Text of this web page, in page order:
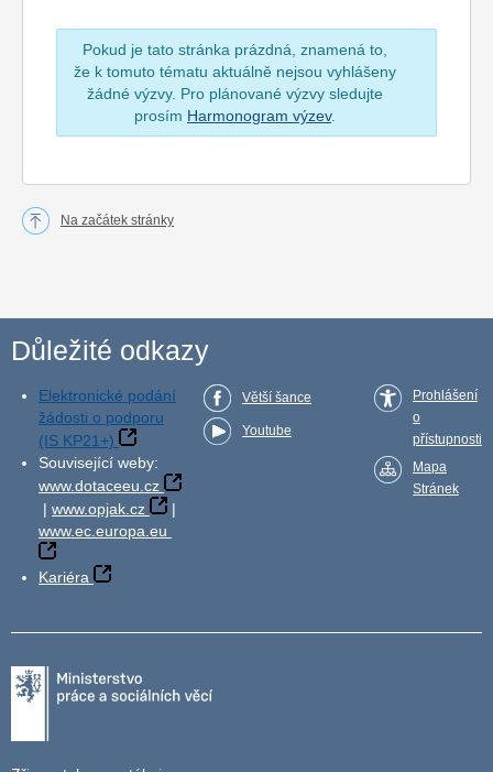
Pokud je tato stránka prázdná, znamená to,
že k tomuto tématu aktuálně nejsou vyhlášeny
žádné výzvy. Pro plánované výzvy sledujte
prosím Harmonogram výzev.
Na začátek stránky
Důležité odkazy
Elektronické podání
žádosti o podporu
(IS KP21+)
Související weby:
www.dotaceeu.cz
| www.opjak.cz
|
www.ec.europa.eu
Kariéra
Větší šance
Youtube
Prohlášení
o
přístupnosti
Mapa
Stránek